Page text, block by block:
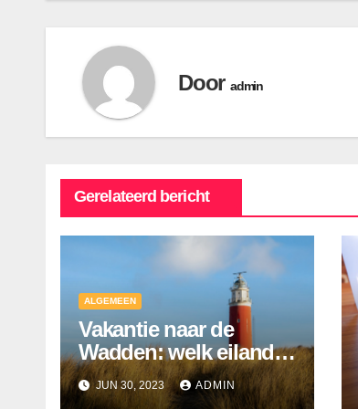
Door admin
Gerelateerd bericht
ALGEMEEN
Vakantie naar de
Wadden: welk eiland
kies jij?
JUN 30, 2023 ADMIN